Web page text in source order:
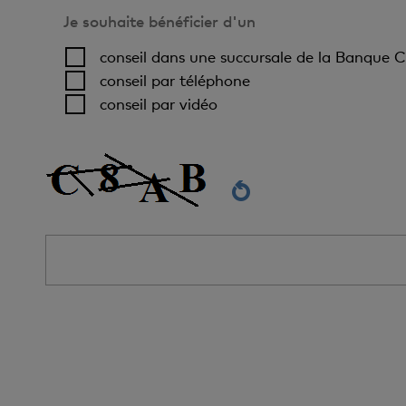
Je souhaite bénéficier d'un
conseil dans une succursale de la Banque
conseil par téléphone
conseil par vidéo